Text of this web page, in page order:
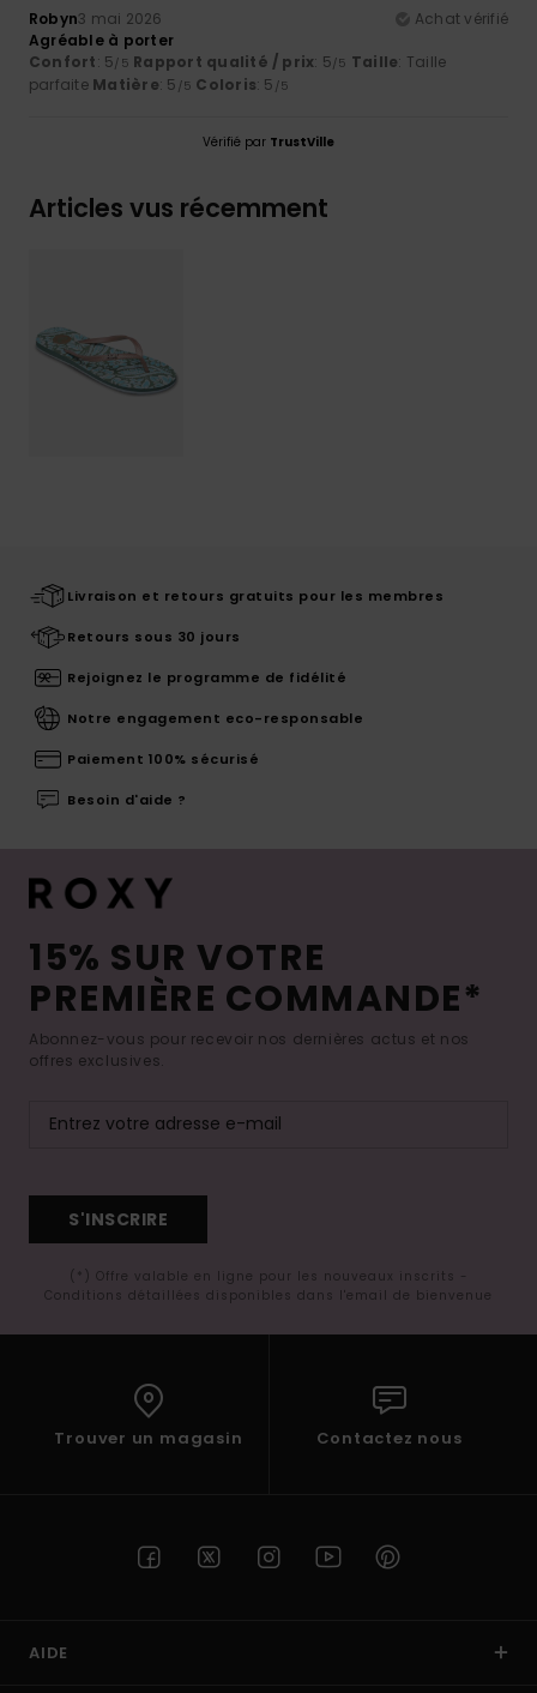
Robyn3 mai 2026
Achat vérifié
Agréable à porter
Confort: 5/5 Rapport qualité / prix: 5/5 Taille: Taille
parfaite Matière: 5 /5 Coloris: 5 /5
Vérifié par TrustVille
Articles vus récemment
Livraison et retours gratuits pour les membres
Retours sous 30 jours
Rejoignez le programme de fidélité
Notre engagement eco-responsable
Paiement 100% sécurisé
Besoin d'aide ?
15% SUR VOTRE
PREMIÈRE COMMANDE*
Abonnez-vous pour recevoir nos dernières actus et nos
offres exclusives.
S'INSCRIRE
(*) Offre valable en ligne pour les nouveaux inscrits -
Conditions détaillées disponibles dans l'email de bienvenue
Trouver un magasin Contactez nous
AIDE